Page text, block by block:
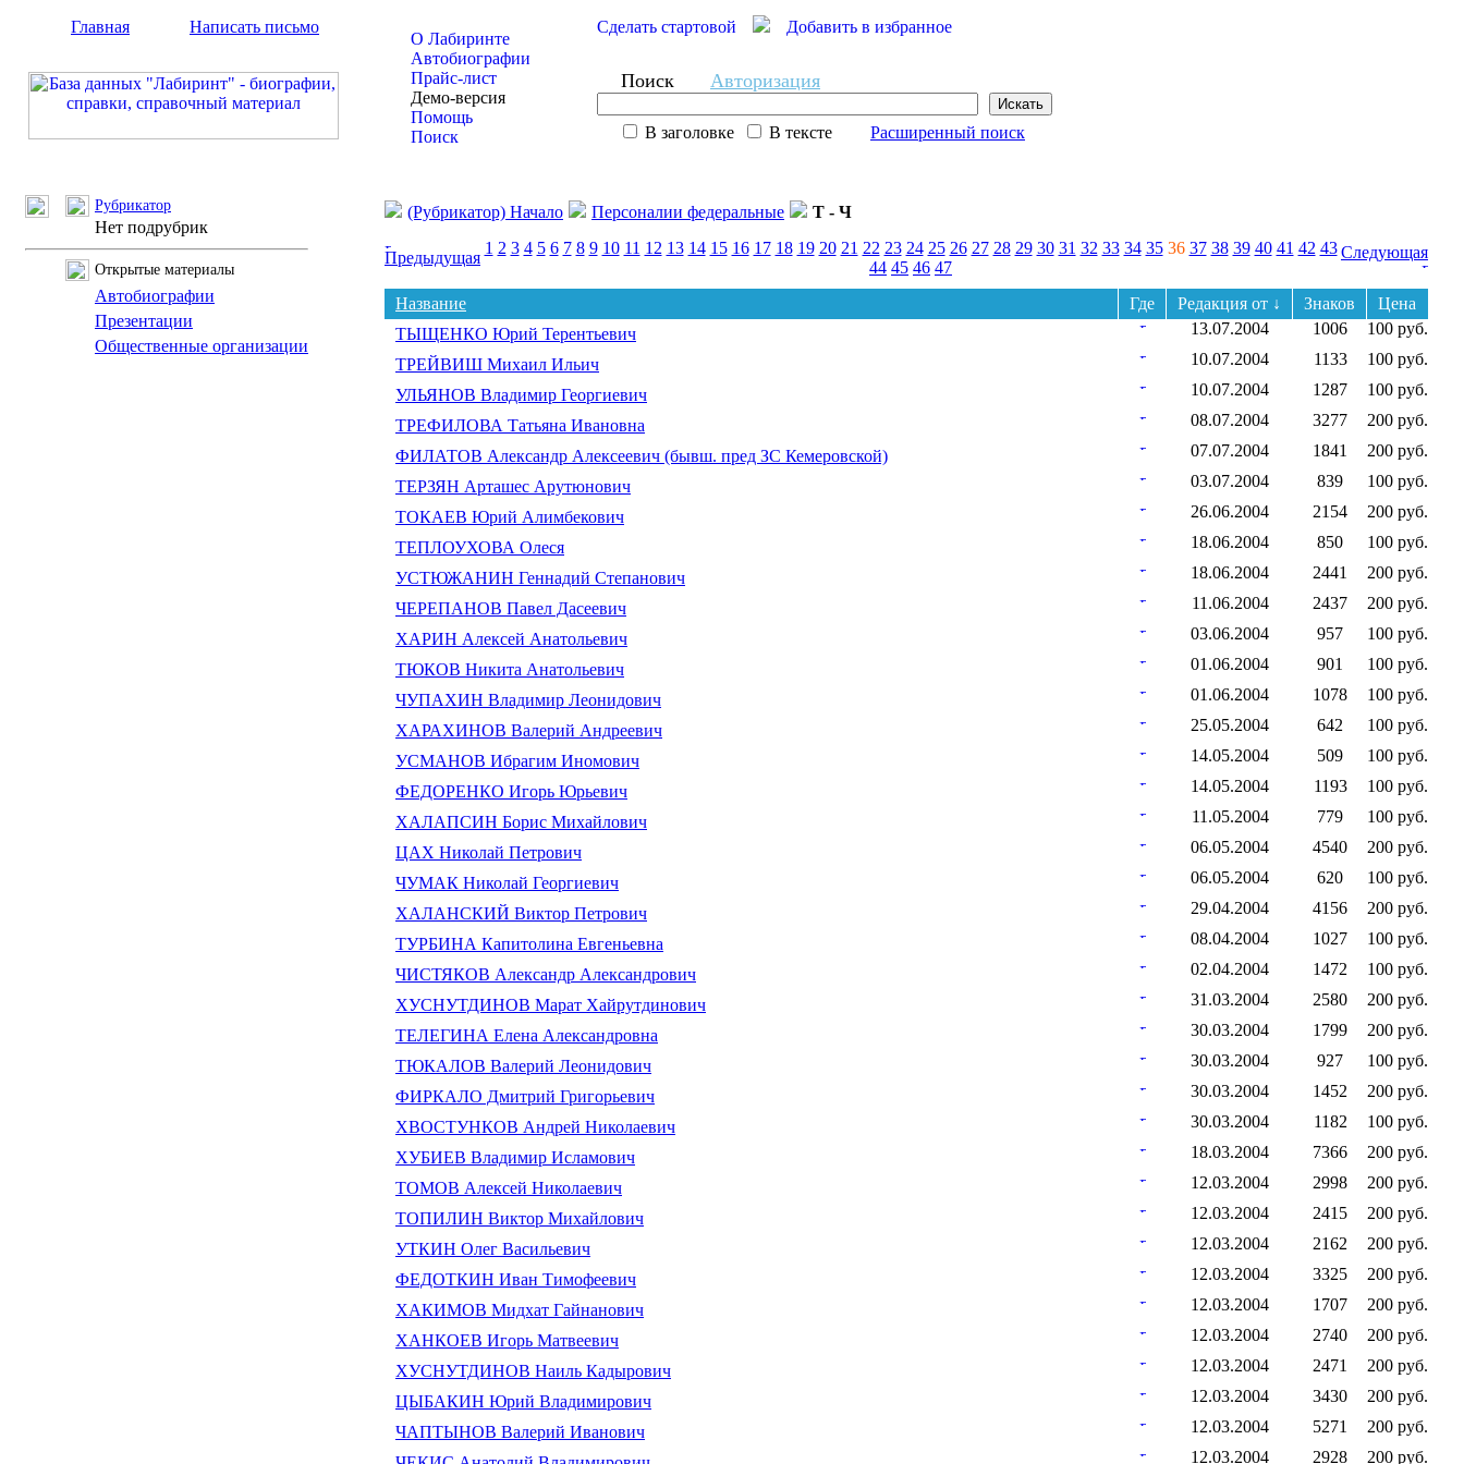
Главная Написать письмо
О Лабиринте
Автобиографии
Прайс-лист
Демо-версия
Помощь
Поиск
Сделать стартовой Добавить в избранное
Поиск Авторизация
В заголовке В тексте Расширенный поиск
Рубрикатор
Нет подрубрик
Открытые материалы
Автобиографии
Презентации
Общественные организации
(Рубрикатор) Начало Персоналии федеральные Т - Ч
Предыдущая
1 2 3 4 5 6 7 8 9 10 11 12 13 14 15 16 17 18 19 20 21 22 23 24 25 26 27 28 29 30 31 32 33 34 35 36 37 38 39 40 41 42 43
44 45 46 47
Следующая
Название Где Редакция от ↓ Знаков
Цена
ТЫЩЕНКО Юрий Терентьевич
13.07.2004 1006
100 руб.
ТРЕЙВИШ Михаил Ильич
10.07.2004 1133
100 руб.
УЛЬЯНОВ Владимир Георгиевич
10.07.2004 1287
100 руб.
ТРЕФИЛОВА Татьяна Ивановна
08.07.2004 3277
200 руб.
ФИЛАТОВ Александр Алексеевич (бывш. пред ЗС Кемеровской)
07.07.2004 1841
200 руб.
ТЕРЗЯН Арташес Арутюнович
03.07.2004 839
100 руб.
ТОКАЕВ Юрий Алимбекович
26.06.2004 2154
200 руб.
ТЕПЛОУХОВА Олеся
18.06.2004 850
100 руб.
УСТЮЖАНИН Геннадий Степанович
18.06.2004 2441
200 руб.
ЧЕРЕПАНОВ Павел Дасеевич
11.06.2004 2437
200 руб.
ХАРИН Алексей Анатольевич
03.06.2004 957
100 руб.
ТЮКОВ Никита Анатольевич
01.06.2004 901
100 руб.
ЧУПАХИН Владимир Леонидович
01.06.2004 1078
100 руб.
ХАРАХИНОВ Валерий Андреевич
25.05.2004 642
100 руб.
УСМАНОВ Ибрагим Иномович
14.05.2004 509
100 руб.
ФЕДОРЕНКО Игорь Юрьевич
14.05.2004 1193
100 руб.
ХАЛАПСИН Борис Михайлович
11.05.2004 779
100 руб.
ЦАХ Николай Петрович
06.05.2004 4540
200 руб.
ЧУМАК Николай Георгиевич
06.05.2004 620
100 руб.
ХАЛАНСКИЙ Виктор Петрович
29.04.2004 4156
200 руб.
ТУРБИНА Капитолина Евгеньевна
08.04.2004 1027
100 руб.
ЧИСТЯКОВ Александр Александрович
02.04.2004 1472
100 руб.
ХУСНУТДИНОВ Марат Хайрутдинович
31.03.2004 2580
200 руб.
ТЕЛЕГИНА Елена Александровна
30.03.2004 1799
200 руб.
ТЮКАЛОВ Валерий Леонидович
30.03.2004 927
100 руб.
ФИРКАЛО Дмитрий Григорьевич
30.03.2004 1452
200 руб.
ХВОСТУНКОВ Андрей Николаевич
30.03.2004 1182
100 руб.
ХУБИЕВ Владимир Исламович
18.03.2004 7366
200 руб.
ТОМОВ Алексей Николаевич
12.03.2004 2998
200 руб.
ТОПИЛИН Виктор Михайлович
12.03.2004 2415
200 руб.
УТКИН Олег Васильевич
12.03.2004 2162
200 руб.
ФЕДОТКИН Иван Тимофеевич
12.03.2004 3325
200 руб.
ХАКИМОВ Мидхат Гайнанович
12.03.2004 1707
200 руб.
ХАНКОЕВ Игорь Матвеевич
12.03.2004 2740
200 руб.
ХУСНУТДИНОВ Наиль Кадырович
12.03.2004 2471
200 руб.
ЦЫБАКИН Юрий Владимирович
12.03.2004 3430
200 руб.
ЧАПТЫНОВ Валерий Иванович
12.03.2004 5271
200 руб.
12.03.2004 2928 200 руб.